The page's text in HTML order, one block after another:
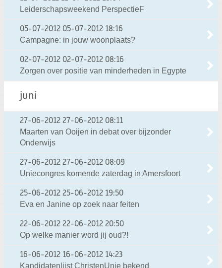
Leiderschapsweekend PerspectieF
05-07-2012 05-07-2012 18:16
Campagne: in jouw woonplaats?
02-07-2012 02-07-2012 08:16
Zorgen over positie van minderheden in Egypte
juni
27-06-2012 27-06-2012 08:11
Maarten van Ooijen in debat over bijzonder
Onderwijs
27-06-2012 27-06-2012 08:09
Uniecongres komende zaterdag in Amersfoort
25-06-2012 25-06-2012 19:50
Eva en Janine op zoek naar feiten
22-06-2012 22-06-2012 20:50
Op welke manier word jij oud?!
16-06-2012 16-06-2012 14:23
Kandidatenlijst ChristenUnie bekend